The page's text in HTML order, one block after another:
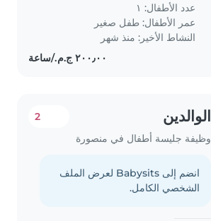
عدد الأطفال: ١
عمر الأطفال: طفل صغير
النشاط الأخير: منذ شهر
الوالدين
وظيفة جليسة أطفال في منصورة
2
انضم إلى Babysits لعرض الملف
الشخصي الكامل.